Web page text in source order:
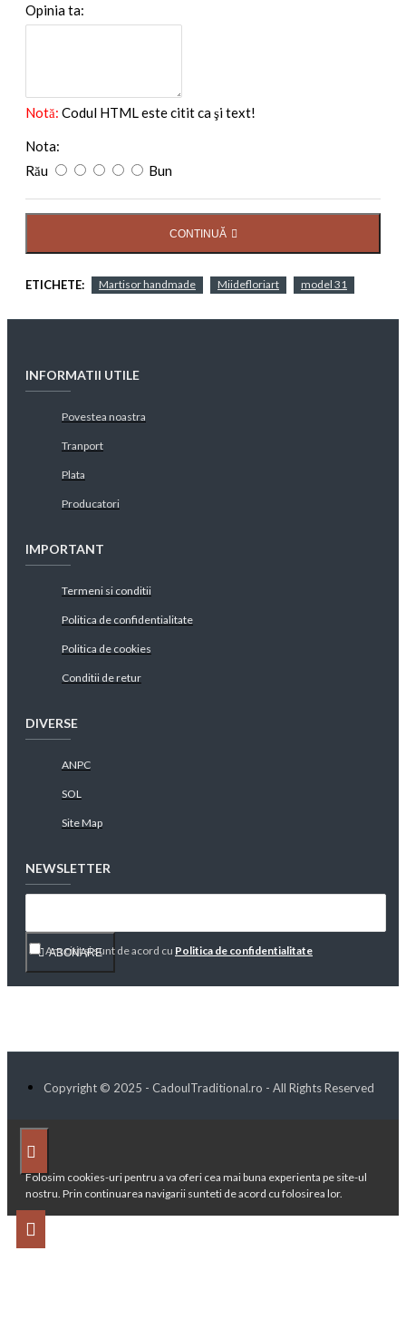
Opinia ta:
Notă: Codul HTML este citit ca şi text!
Nota:
Rău
Bun
CONTINUĂ
ETICHETE: Martisor handmade Miidefloriart model 31
INFORMATII UTILE
Povestea noastra
Tranport
Plata
Producatori
IMPORTANT
Termeni si conditii
Politica de confidentialitate
Politica de cookies
Conditii de retur
DIVERSE
ANPC
SOL
Site Map
NEWSLETTER
ABONARE
Am citit şi sunt de acord cu Politica de confidentialitate
Copyright © 2025 - CadoulTraditional.ro - All Rights Reserved
Folosim cookies-uri pentru a va oferi cea mai buna experienta pe site-ul
nostru. Prin continuarea navigarii sunteti de acord cu folosirea lor.